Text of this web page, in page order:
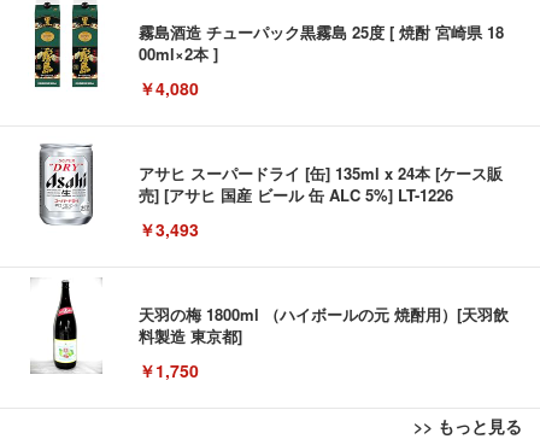
霧島酒造 チューパック黒霧島 25度 [ 焼酎 宮崎県 18
00ml×2本 ]
￥4,080
アサヒ スーパードライ [缶] 135ml x 24本 [ケース販
売] [アサヒ 国産 ビール 缶 ALC 5%] LT-1226
￥3,493
天羽の梅 1800ml （ハイボールの元 焼酎用）[天羽飲
料製造 東京都]
￥1,750
>> もっと見る